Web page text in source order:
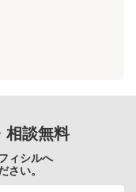
相談無料
ィシルへ
さい。